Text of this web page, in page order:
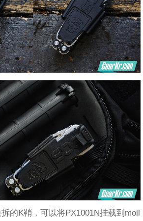
的K鞘，可以将PX1001N挂载到moll